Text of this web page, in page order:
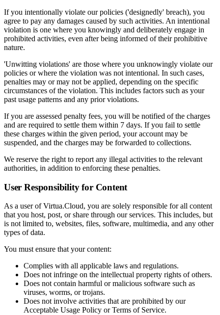
If you intentionally violate our policies ('designedly' breach), you
agree to pay any damages caused by such activities. An intentional
violation is one where you knowingly and deliberately engage in
prohibited activities, even after being informed of their prohibitive
nature.
'Unwitting violations' are those where you unknowingly violate our
policies or where the violation was not intentional. In such cases,
penalties may or may not be applied, depending on the specific
circumstances of the violation. This includes factors such as your
past usage patterns and any prior violations.
If you are assessed penalty fees, you will be notified of the charges
and are required to settle them within 7 days. If you fail to settle
these charges within the given period, your account may be
suspended, and the charges may be forwarded to collections.
We reserve the right to report any illegal activities to the relevant
authorities, in addition to enforcing these penalties.
User Responsibility for Content
As a user of Virtua.Cloud, you are solely responsible for all content
that you host, post, or share through our services. This includes, but
is not limited to, websites, files, software, multimedia, and any other
types of data.
You must ensure that your content:
Complies with all applicable laws and regulations.
Does not infringe on the intellectual property rights of others.
Does not contain harmful or malicious software such as
viruses, worms, or trojans.
Does not involve activities that are prohibited by our
Acceptable Usage Policy or Terms of Service.